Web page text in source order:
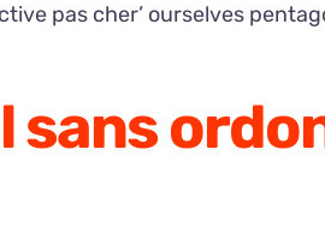
pas cher’ ourselves